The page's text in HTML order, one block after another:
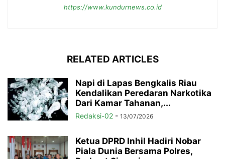
https://www.kundurnews.co.id
RELATED ARTICLES
Napi di Lapas Bengkalis Riau
Kendalikan Peredaran Narkotika
Dari Kamar Tahanan,...
Redaksi-02 - 13/07/2026
Ketua DPRD Inhil Hadiri Nobar
Piala Dunia Bersama Polres,